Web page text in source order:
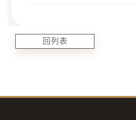
回列表